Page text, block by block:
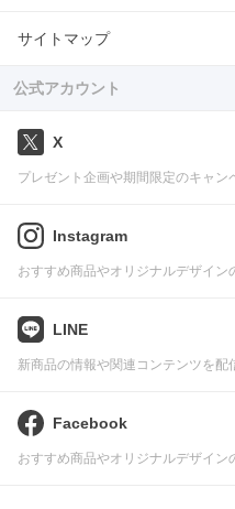
サイトマップ
公式アカウント
X
プレゼント企画や期間限定のキャン
Instagram
おすすめ商品やオリジナルデザイン
LINE
新商品の情報や関連コンテンツを配
Facebook
おすすめ商品やオリジナルデザイン